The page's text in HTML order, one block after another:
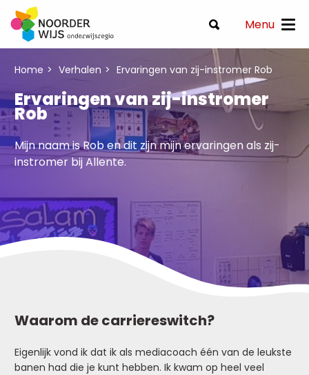
Menu
Home Verhalen Ervaringen van zij-instromer Rob
Ervaringen van zij-instromer
Rob
Mijn naam is Rob en dit zijn mijn ervaringen als zij-
instromer bij Allente.
Waarom de carriereswitch?
Eigenlijk vond ik dat ik als mediacoach één van de leukste
banen had die je kunt hebben. Ik kwam op heel veel